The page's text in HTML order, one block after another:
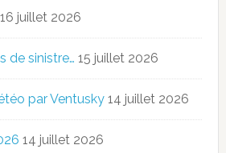
16 juillet 2026
de sinistre… 15 juillet 2026
par Ventusky 14 juillet 2026
14 juillet 2026